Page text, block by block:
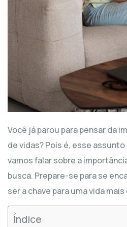
Você já parou para pensar da
de vidas? Pois é, esse
vamos falar sobre a
busca. Prepare-se para se
ser a chave para uma vida
Índice